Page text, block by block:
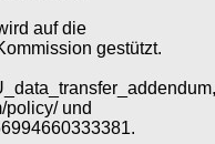
auf die
gestützt.
policy/ und